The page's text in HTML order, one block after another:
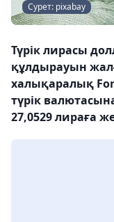
Сурет: pixabay
Түрік лирасы
құлдырауын
халықаралық
түрік
27,0529 лираға